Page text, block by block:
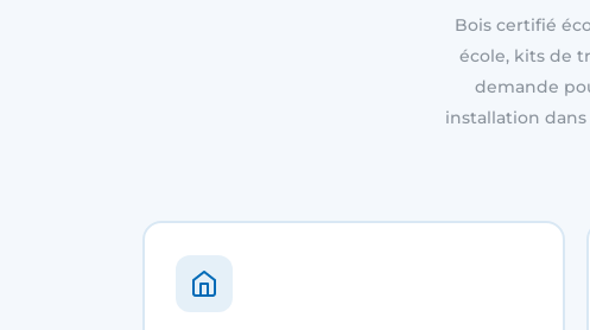
Bois certifié
école, kits de
demande
installation